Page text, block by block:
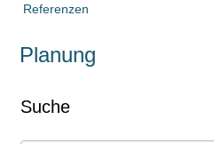
Referenzen
Planung
Suche